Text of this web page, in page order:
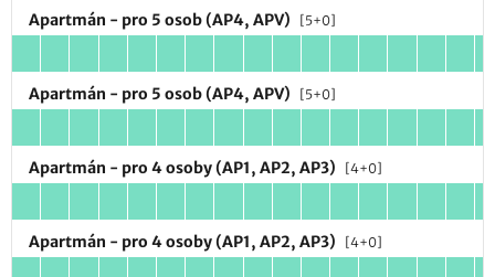
Apartmán - pro 5 osob (AP4, APV) [5+0]
Apartmán - pro 5 osob (AP4, APV) [5+0]
Apartmán - pro 4 osoby (AP1, AP2, AP3) [4+0]
Apartmán - pro 4 osoby (AP1, AP2, AP3) [4+0]